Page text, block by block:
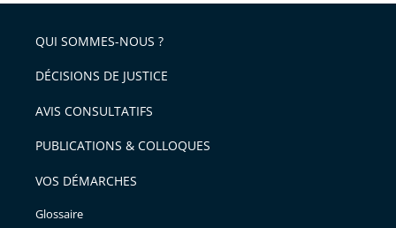
arriver
après
l'article
pour
avant
QUI SOMMES-NOUS ?
DÉCISIONS DE JUSTICE
AVIS CONSULTATIFS
PUBLICATIONS & COLLOQUES
VOS DÉMARCHES
Glossaire